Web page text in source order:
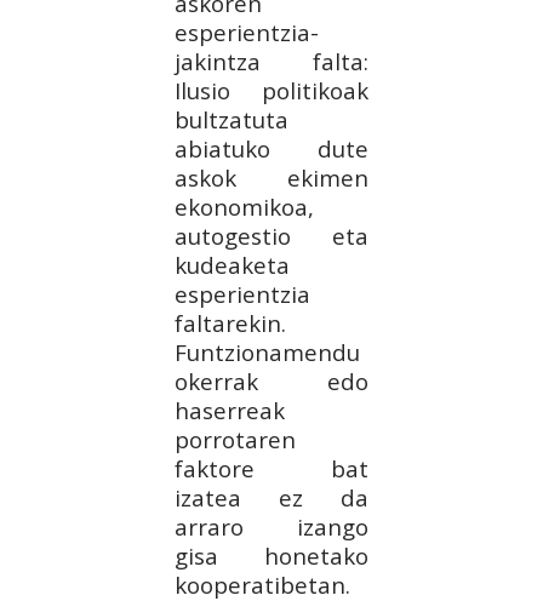
esperientzia-
jakintza falta:
Ilusio politikoak
bultzatuta
abiatuko dute
askok ekimen
ekonomikoa,
autogestio eta
kudeaketa
esperientzia
faltarekin.
Funtzionamendu
okerrak edo
haserreak
porrotaren
faktore bat
izatea ez da
arraro izango
gisa honetako
kooperatibetan.